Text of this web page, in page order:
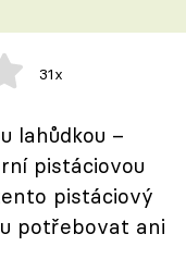
31x
lahůdkou –
pistáciovou
pistáciový
potřebovat ani